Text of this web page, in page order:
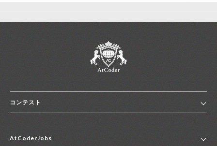
コンテスト
コンテスト一覧
AtCoderJobs